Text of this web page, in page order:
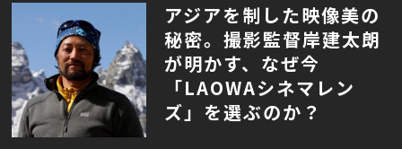
アジアを制した映像美の
秘密。撮影監督岸建太朗
が明かす、なぜ今
「LAOWAシネマレン
ズ」を選ぶのか？